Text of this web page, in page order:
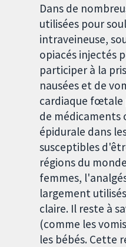
Dans de
utilisées pour
intraveineuse,
opiacés injectés
participer à la
nausées et de
cardiaque fœtale
de médicaments
épidurale dans
susceptibles
régions du
femmes,
largement
claire. Il reste à
(comme les
les bébés. Cette